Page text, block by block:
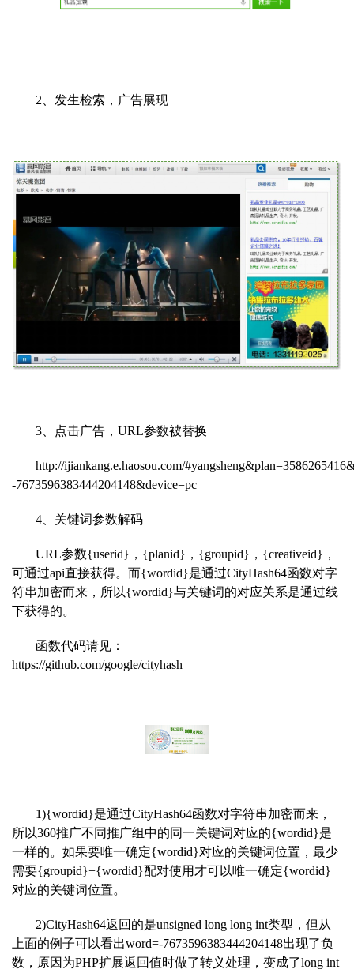
2、发生检索，广告展现
3、点击广告，URL参数被替换
http://ijiankang.e.haosou.com/
-7673596383444204148&device=pc
4、关键词参数解码
URL参数{userid}，{planid}，{groupid}，{creativeid}，
可通过api直接获得。而{wordid}是通过CityHash64函数对字
符串加密而来，所以{wordid}与关键词的对应关系是通过线
下获得的。
函数代码请见：
https://github.com/google/cityhash
1){wordid}是通过CityHash64函数对字符串加密而来，
所以360推广不同推广组中的同一关键词对应的{wordid}是
一样的。如果要唯一确定{wordid}对应的关键词位置，最少
需要{groupid}+{wordid}配对使用才可以唯一确定{wordid}
对应的关键词位置。
2)CityHash64返回的是unsigned long long int类型，但从
上面的例子可以看出word=-7673596383444204148出现了负
数，原因为PHP扩展返回值时做了转义处理，变成了long int